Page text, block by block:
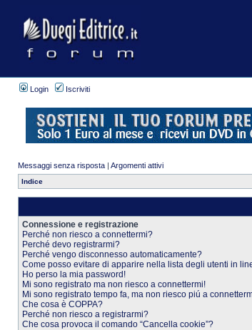
Login Iscriviti
Messaggi senza risposta | Argomenti attivi
Indice
Connessione e registrazione
Perché non riesco a connettermi?
Perché devo registrarmi?
Perché vengo disconnesso automaticamente?
Come posso evitare di apparire nella lista degli utenti in
Ho perso la mia password!
Mi sono registrato ma non riesco a connettermi!
Mi sono registrato tempo fa, ma non riesco piú a
Che cosa è COPPA?
Perché non riesco a registrarmi?
Che cosa provoca il comando “Cancella cookie”?